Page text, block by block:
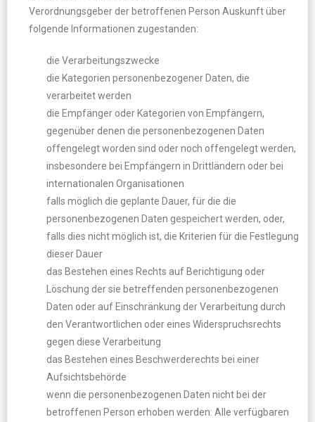
Verordnungsgeber der betroffenen Person Auskunft über
folgende Informationen zugestanden:
die Verarbeitungszwecke
die Kategorien personenbezogener Daten, die
verarbeitet werden
die Empfänger oder Kategorien von Empfängern,
gegenüber denen die personenbezogenen Daten
offengelegt worden sind oder noch offengelegt werden,
insbesondere bei Empfängern in Drittländern oder bei
internationalen Organisationen
falls möglich die geplante Dauer, für die die
personenbezogenen Daten gespeichert werden, oder,
falls dies nicht möglich ist, die Kriterien für die Festlegung
dieser Dauer
das Bestehen eines Rechts auf Berichtigung oder
Löschung der sie betreffenden personenbezogenen
Daten oder auf Einschränkung der Verarbeitung durch
den Verantwortlichen oder eines Widerspruchsrechts
gegen diese Verarbeitung
das Bestehen eines Beschwerderechts bei einer
Aufsichtsbehörde
wenn die personenbezogenen Daten nicht bei der
betroffenen Person erhoben werden: Alle verfügbaren